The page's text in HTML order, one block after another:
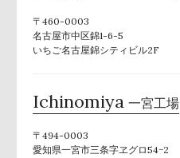
〒460-0003
名古屋市中区錦1-6-5
いちご名古屋錦シティビル2F
Ichinomiya 一宮工場
〒494-0003
愛知県一宮市三条字ヱグロ54−2